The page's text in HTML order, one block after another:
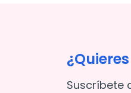
Suscríbete